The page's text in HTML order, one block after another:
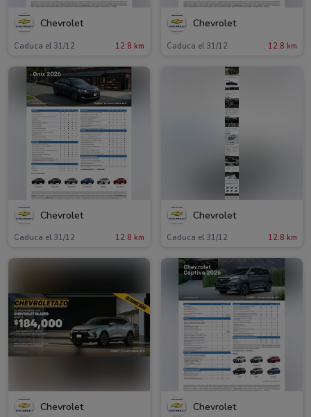
Chevrolet
Caduca el 31/12 12.8 km
Chevrolet
Caduca el 31/12 12.8 km
Chevrolet
Caduca el 31/12 12.8 km
Chevrolet
Caduca el 31/12 12.8 km
Chevrolet Chevrolet